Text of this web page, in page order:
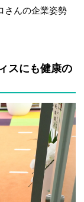
さんの企業姿勢
スにも健康の